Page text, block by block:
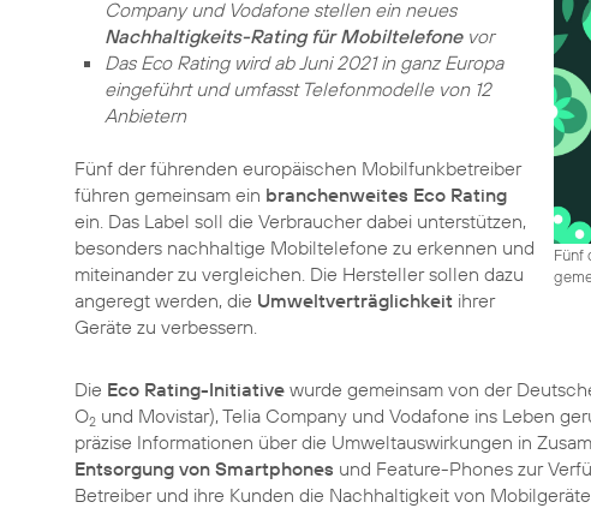
Fünf
Company und Vodafone stellen ein neues
Nachhaltigkeits-Rating für Mobiltelefonevor
Das Eco Rating wird ab Juni 2021 in ganz Europa
eingeführt und umfasst Telefonmodelle von 12
Anbietern
Fünf der führenden europäischen Mobilfunkbetreiber
führen gemeinsam ein branchenweites Eco Rating
ein. Das Label soll die Verbraucher dabei unterstützen,
besonders nachhaltige Mobiltelefone zu erkennen und
miteinander zu vergleichen. Die Hersteller sollen dazu
angeregt werden, die Umweltverträglichkeit ihrer
Geräte zu verbessern.
Die Eco Rating-Initiative wurde gemeinsam von der
O2 und Movistar), Telia Company und Vodafone ins Leben
präzise Informationen über die Umweltauswirkungen in
Entsorgung von Smartphones und Feature-Phones zur
Betreiber und ihre Kunden die Nachhaltigkeit von